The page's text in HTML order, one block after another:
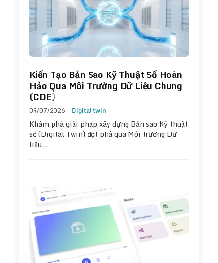
Kiến Tạo Bản Sao Kỹ Thuật Số Hoàn
Hảo Qua Môi Trường Dữ Liệu Chung
(CDE)
09/07/2026 Digital twin
Khám phá giải pháp xây dựng Bản sao Kỹ thuật
số (Digital Twin) đột phá qua Môi trường Dữ
liệu…